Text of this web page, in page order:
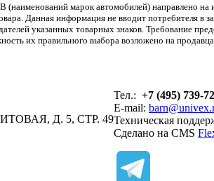
марок автомобилей) направлено на
Данная информация не вводит потребителя
указанных товарных знаков. Требование
их правильного выбора возложено на
Д. 5, СТР. 49
Тел.: +7 (495) 739-
E-mail:
Техническая
Сделано на CMS